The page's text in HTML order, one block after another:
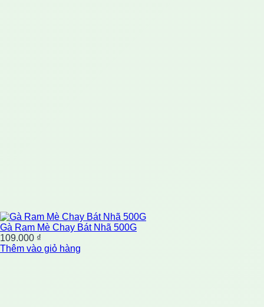
Gà Ram Mè Chay Bát Nhã 500G
109.000 ₫
Thêm vào giỏ hàng